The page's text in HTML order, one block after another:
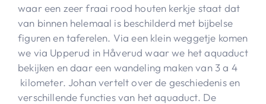
waar een zeer fraai rood houten kerkje staat dat
van binnen helemaal is beschilderd met bijbelse
figuren en taferelen. Via een klein weggetje komen
we via Upperud in Håverud waar we het aquaduct
bekijken en daar een wandeling maken van 3 a 4
kilometer. Johan vertelt over de geschiedenis en
verschillende functies van het aquaduct. De